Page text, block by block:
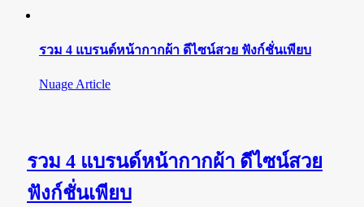
รวม 4 แบรนด์หน้ากากผ้า ดีไซน์สวย ฟังก์ชั่นเพียบ
Nuage Article
รวม 4 แบรนด์หน้ากากผ้า ดีไซน์สวย
ฟังก์ชั่นเพียบ